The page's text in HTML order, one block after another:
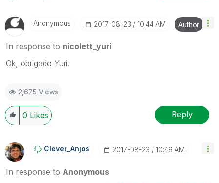
Anonymous ‎2017-08-23 10:44 AM Author
In response to nicolett_yuri
Ok, obrigado Yuri.
2,675 Views
0 Likes Reply
Clever_Anjos ‎2017-08-23 10:49 AM
In response to Anonymous